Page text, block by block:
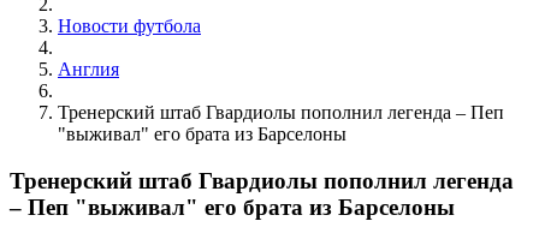
Новости футбола
Англия
Тренерский штаб Гвардиолы пополнил легенда – Пеп
"выживал" его брата из Барселоны
Тренерский штаб Гвардиолы пополнил легенда
– Пеп "выживал" его брата из Барселоны